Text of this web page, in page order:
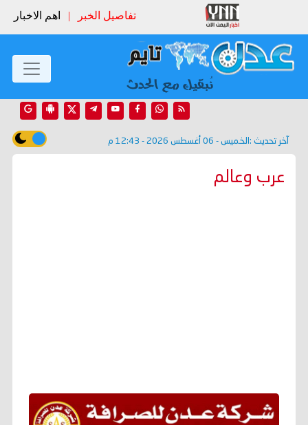
تفاصيل الخبر | اهم الاخبار